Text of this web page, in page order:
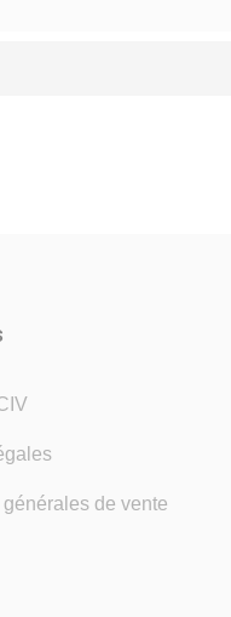
de vente